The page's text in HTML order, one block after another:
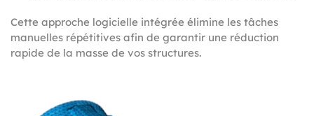
Cette approche logicielle intégrée élimine les tâches
manuelles répétitives afin de garantir une réduction
rapide de la masse de vos structures.